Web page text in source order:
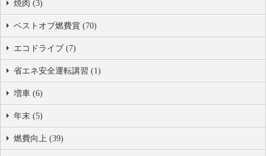
焼肉 (3)
ベストオブ燃費賞 (70)
エコドライブ (7)
省エネ安全運転講習 (1)
増車 (6)
年末 (5)
燃費向上 (39)